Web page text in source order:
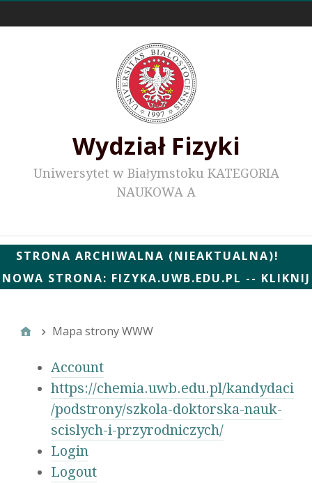
Wydział Fizyki
Uniwersytet w Białymstoku KATEGORIA
NAUKOWA A
STRONA ARCHIWALNA (NIEAKTUALNA)!
NOWA STRONA: FIZYKA.UWB.EDU.PL -- KLIKNIJ
Mapa strony WWW
Account
https://chemia.uwb.edu.pl/kandydaci
/podstrony/szkola-doktorska-nauk-
scislych-i-przyrodniczych/
Login
Logout